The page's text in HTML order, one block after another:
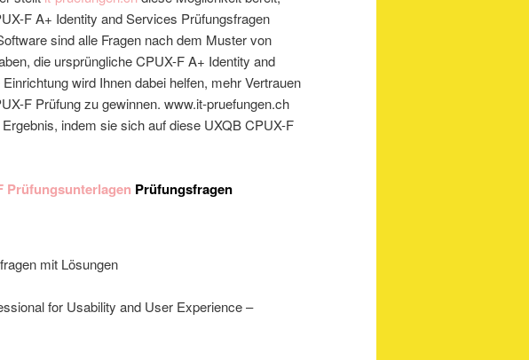
F A+ Identity and Services Prüfungsfragen
sind alle Fragen nach dem Muster von
die ursprüngliche CPUX-F A+ Identity and
wird Ihnen dabei helfen, mehr Vertrauen
F Prüfung zu gewinnen. www.it-pruefungen.ch
indem sie sich auf diese UXQB CPUX-F
Prüfungsunterlagen Prüfungsfragen
mit Lösungen
for Usability and User Experience –